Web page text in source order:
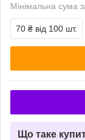
Мінімальна сума
70 ₴ від 100 шт.
Що таке